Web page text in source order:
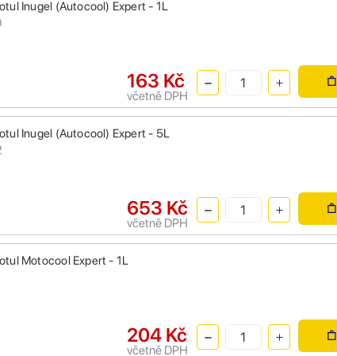
Inugel (Autocool) Expert - 1L
163 Kč
včetně DPH
Inugel (Autocool) Expert - 5L
653 Kč
včetně DPH
Motocool Expert - 1L
204 Kč
včetně DPH